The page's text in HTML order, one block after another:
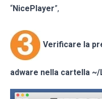
“NicePlayer”,
Verificare la
adware nella cartella ~/